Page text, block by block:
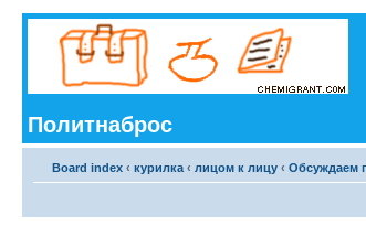
Политнаброс
Board index ‹ курилка ‹ лицом к лицу ‹ Обсуждаем